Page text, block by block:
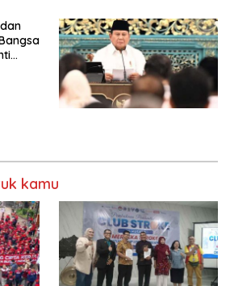
Penjajahan (Pergolakan
Ekonomi Politik Indonesia) &
Simposium Nasional “Urgensi
Undang-Undang
Perekonomian Nasional dan
Kesejahteraan Sosial dalam
kamu